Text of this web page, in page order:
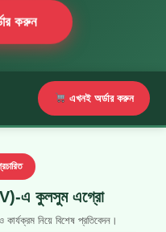
করুন
এখনই অর্ডার করুন
এ কুলসুম এগ্রো
নিয়ে বিশেষ প্রতিবেদন।